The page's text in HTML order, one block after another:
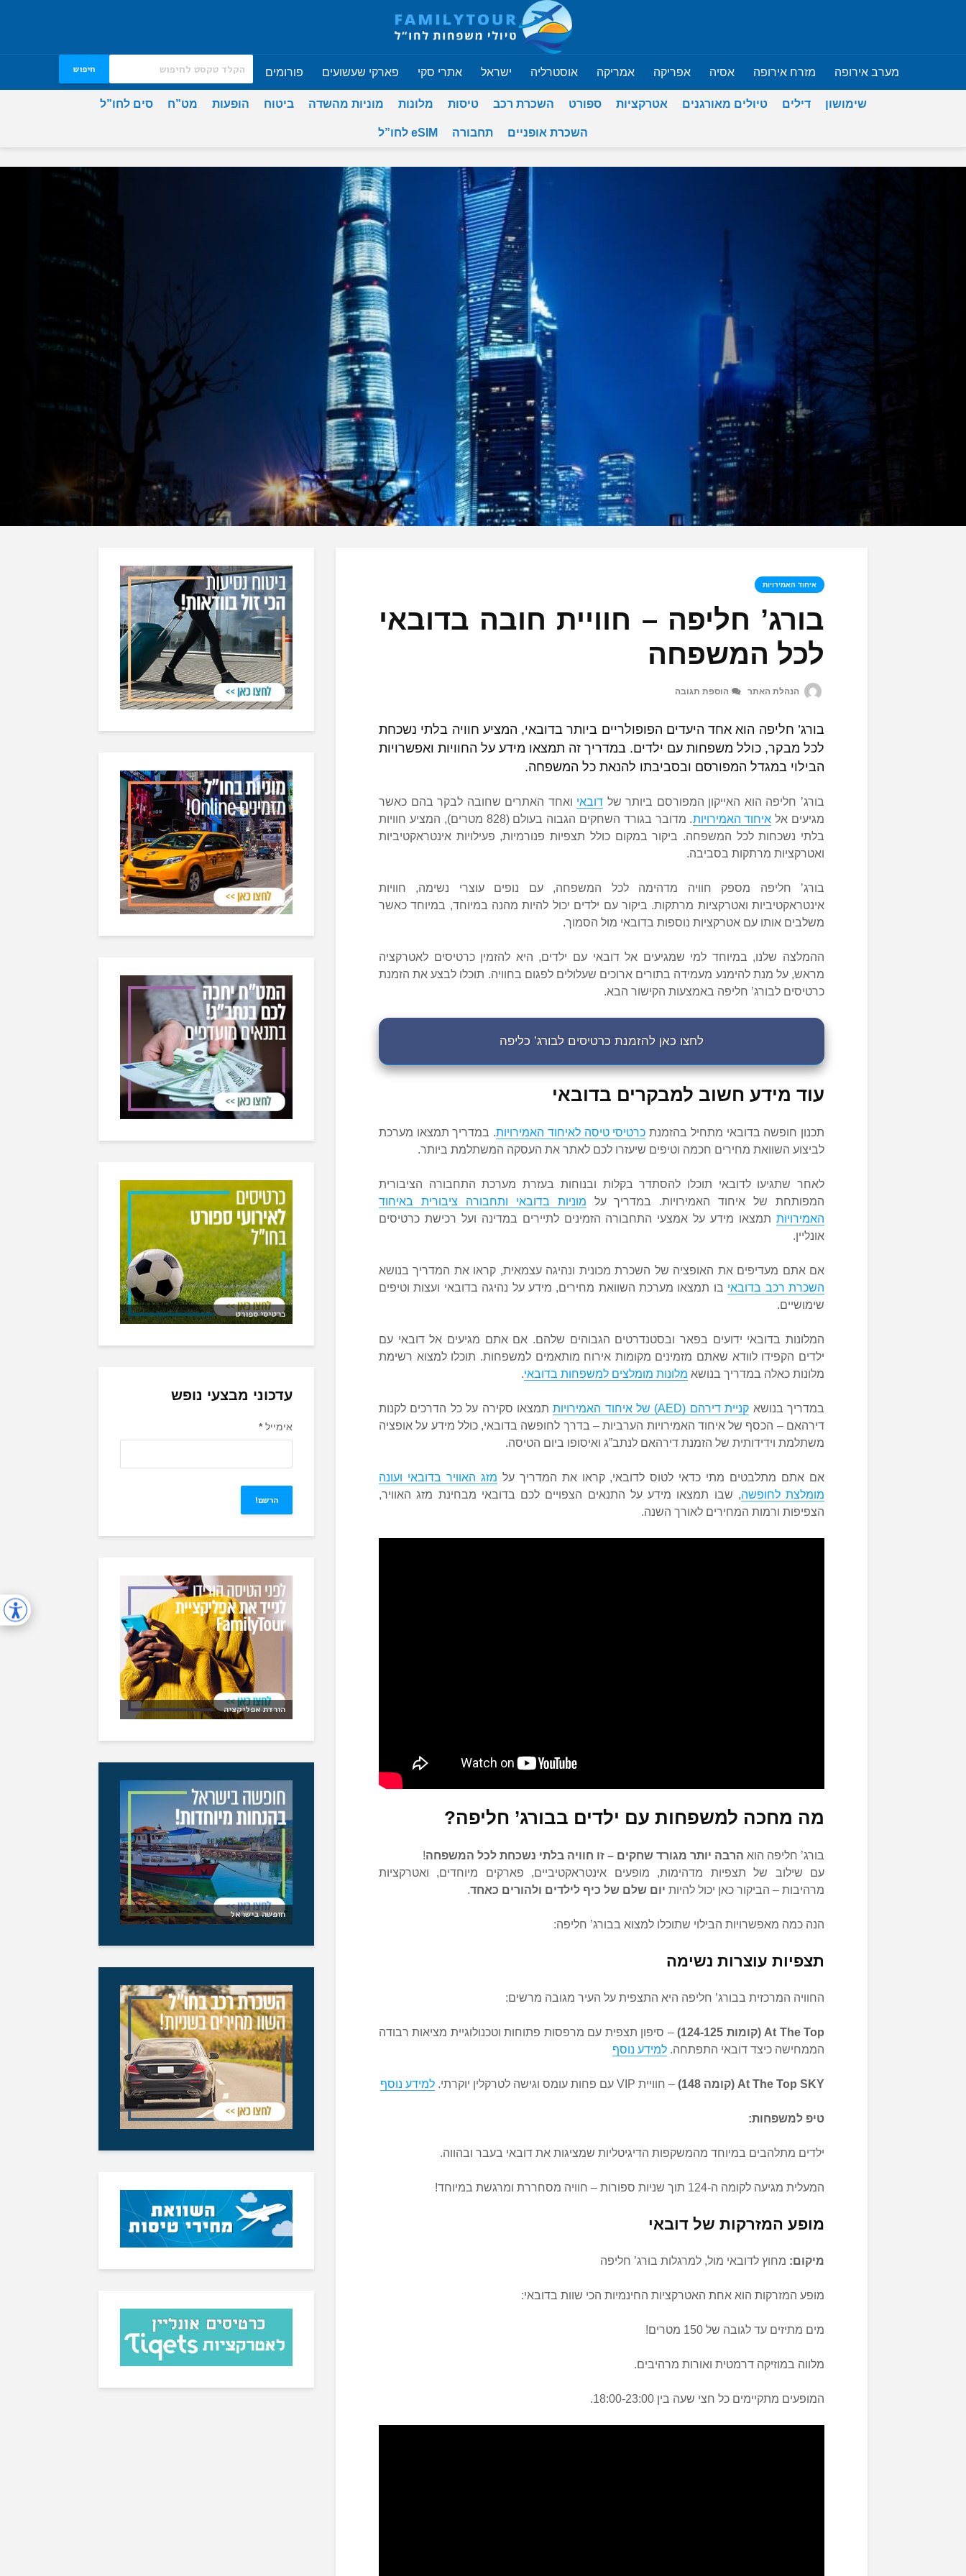
מערב אירופה מזרח אירופה אסיה אפריקה אמריקה אוסטרליה ישראל אתרי סקי פארקי שעשועים פורומים חיפוש
שימושון דילים טיולים מאורגנים אטרקציות ספורט השכרת רכב טיסות מלונות מוניות מהשדה ביטוח הופעות מט”ח סים לחו”ל
השכרת אופניים תחבורה eSIM לחו”ל
איחוד האמירויות
בורג’ חליפה – חוויית חובה בדובאי
לכל המשפחה
הנהלת האתר הוספת תגובה
בורג’ חליפה הוא אחד היעדים הפופולריים ביותר בדובאי, המציע חוויה בלתי נשכחת
לכל מבקר, כולל משפחות עם ילדים. במדריך זה תמצאו מידע על החוויות ואפשרויות
הבילוי במגדל המפורסם ובסביבתו להנאת כל המשפחה.
בורג’ חליפה הוא האייקון המפורסם ביותר של דובאי ואחד האתרים שחובה לבקר בהם כאשר
מגיעים אל איחוד האמירויות
. מדובר בגורד השחקים הגבוה בעולם (828 מטרים), המציע חוויות
בלתי נשכחות לכל המשפחה. ביקור במקום כולל תצפיות פנורמיות, פעילויות אינטראקטיביות
ואטרקציות מרתקות בסביבה.
בורג’ חליפה מספק חוויה מדהימה לכל המשפחה, עם נופים עוצרי נשימה, חוויות
אינטראקטיביות ואטרקציות מרתקות. ביקור עם ילדים יכול להיות מהנה במיוחד, במיוחד כאשר
משלבים אותו עם אטרקציות נוספות בדובאי מול הסמוך.
ההמלצה שלנו, במיוחד למי שמגיעים אל דובאי עם ילדים, היא להזמין כרטיסים לאטרקציה
מראש, על מנת להימנע מעמידה בתורים ארוכים שעלולים לפגום בחוויה. תוכלו לבצע את הזמנת
כרטיסים לבורג’ חליפה באמצעות הקישור הבא.
לחצו כאן להזמנת כרטיסים לבורג’ כליפה
עוד מידע חשוב למבקרים בדובאי
תכנון חופשה בדובאי מתחיל בהזמנת כרטיסי טיסה לאיחוד האמירויות. במדריך תמצאו מערכת
לביצוע השוואת מחירים חכמה וטיפים שיעזרו לכם לאתר את העסקה המשתלמת ביותר.
לאחר שתגיעו לדובאי תוכלו להסתדר בקלות ובנוחות בעזרת מערכת התחבורה הציבורית
המפותחת של איחוד האמירויות. במדריך על מוניות בדובאי ותחבורה ציבורית באיחוד
האמירויות תמצאו מידע על אמצעי התחבורה הזמינים לתיירים במדינה ועל רכישת כרטיסים
אונליין.
אם אתם מעדיפים את האופציה של השכרת מכונית ונהיגה עצמאית, קראו את המדריך בנושא
השכרת רכב בדובאי בו תמצאו מערכת השוואת מחירים, מידע על נהיגה בדובאי ועצות וטיפים
שימושיים.
המלונות בדובאי ידועים בפאר ובסטנדרטים הגבוהים שלהם. אם אתם מגיעים אל דובאי עם
ילדים הקפידו לוודא שאתם מזמינים מקומות אירוח מותאמים למשפחות. תוכלו למצוא רשימת
מלונות כאלה במדריך בנושא מלונות מומלצים למשפחות בדובאי.
במדריך בנושא קניית דירהם (AED) של איחוד האמירויות
תמצאו סקירה על כל הדרכים לקנות
דירהאם – הכסף של איחוד האמירויות הערביות – בדרך לחופשה בדובאי, כולל מידע על אופציה
משתלמת וידידותית של הזמנת דירהאם לנתב”ג ואיסופו ביום הטיסה.
אם אתם מתלבטים מתי כדאי לטוס לדובאי, קראו את המדריך על מזג האוויר בדובאי ועונה
מומלצת לחופשה, שבו תמצאו מידע על התנאים הצפויים לכם בדובאי מבחינת מזג האוויר,
הצפיפות ורמות המחירים לאורך השנה.
מה מחכה למשפחות עם ילדים בבורג’ חליפה?
בורג’ חליפה הוא הרבה יותר מגורד שחקים – זו חוויה בלתי נשכחת לכל המשפחה!
עם שילוב של תצפיות מדהימות, מופעים אינטראקטיביים, פארקים מיוחדים, ואטרקציות
מרהיבות – הביקור כאן יכול להיות יום שלם של כיף לילדים ולהורים כאחד.
הנה כמה מאפשרויות הבילוי שתוכלו למצוא בבורג’ חליפה:
תצפיות עוצרות נשימה
החוויה המרכזית בבורג’ חליפה היא התצפית על העיר מגובה מרשים:
At The Top (קומות 124-125)
– סיפון תצפית עם מרפסות פתוחות וטכנולוגיית מציאות רבודה
הממחישה כיצד דובאי התפתחה. למידע נוסף
At The Top SKY (קומה 148) – חוויית VIP עם פחות עומס וגישה לטרקלין יוקרתי. למידע נוסף
טיפ למשפחות:
ילדים מתלהבים במיוחד מהמשקפות הדיגיטליות שמציגות את דובאי בעבר ובהווה.
המעלית מגיעה לקומה ה-124 תוך שניות ספורות – חוויה מסחררת ומרגשת במיוחד!
מופע המזרקות של דובאי
מיקום: מחוץ לדובאי מול, למרגלות בורג’ חליפה
מופע המזרקות הוא אחת האטרקציות החינמיות הכי שוות בדובאי:
מים מתיזים עד לגובה של 150 מטרים!
מלווה במוזיקה דרמטית ואורות מרהיבים.
המופעים מתקיימים כל חצי שעה בין 18:00-23:00.
כרטיסי ספורט
עדכוני מבצעי נופש
אימייל*
הורדת אפליקציה
חופשה בישראל